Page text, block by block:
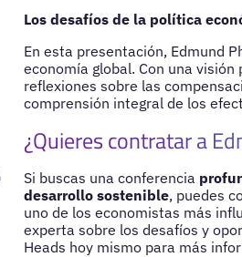
Los desafíos de la política
En esta presentación, Edmund
economía global. Con una
reflexiones sobre las
comprensión integral de los
¿Quieres contratar a
Si buscas una conferencia
desarrollo sostenible, puedes
uno de los economistas más
experta sobre los desafíos y
Heads hoy mismo para más